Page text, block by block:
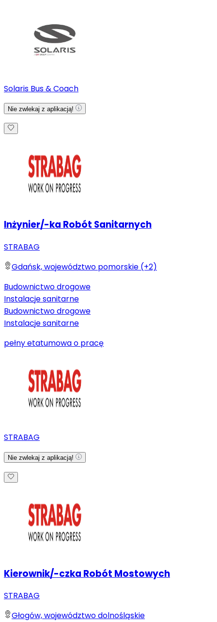
Solaris Bus & Coach
Nie zwlekaj z aplikacją!
Inżynier/-ka Robót Sanitarnych
STRABAG
Gdańsk, województwo pomorskie (+2)
Budownictwo drogowe
Instalacje sanitarne
Budownictwo drogowe
Instalacje sanitarne
pełny etatumowa o pracę
STRABAG
Nie zwlekaj z aplikacją!
Kierownik/-czka Robót Mostowych
STRABAG
Głogów, województwo dolnośląskie